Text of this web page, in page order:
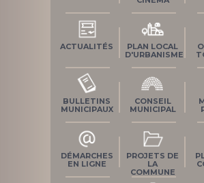
ACTUALITÉS
PLAN LOCAL
D'URBANISME
BULLETINS
MUNICIPAUX
CONSEIL
MUNICIPAL
DÉMARCHES
EN LIGNE
PROJETS DE
LA
COMMUNE